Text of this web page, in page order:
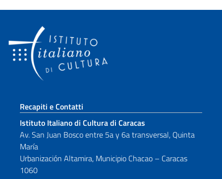
Sezione footer
Recapiti e Contatti
Istituto Italiano di Cultura di Caracas
Av. San Juan Bosco entre 5a y 6a transversal, Quinta
María
Urbanización Altamira, Municipio Chacao – Caracas
1060